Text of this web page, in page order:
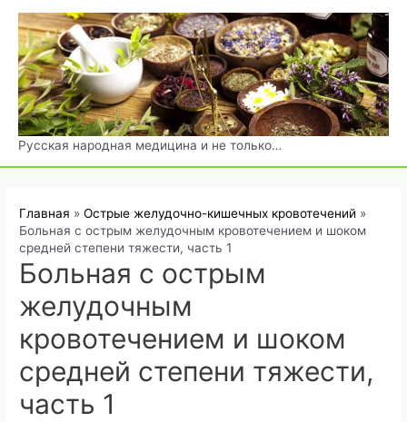
Перейти
содержимому
Русская народная медицина и не только…
Главная
Острые желудочно-кишечных кровотечений
Больная с острым желудочным кровотечением и шоком
средней степени тяжести, часть 1
Больная с острым
желудочным
кровотечением и шоком
средней степени тяжести,
часть 1